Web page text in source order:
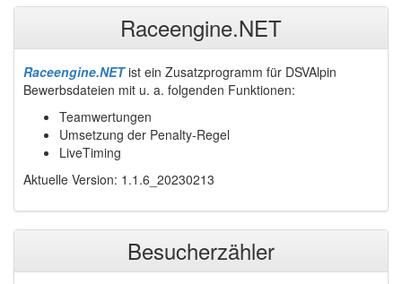
Raceengine.NET
Raceengine.NETist ein Zusatzprogramm für DSVAlpin
Bewerbsdateien mit u. a. folgenden Funktionen:
Teamwertungen
Umsetzung der Penalty-Regel
LiveTiming
Aktuelle Version: 1.1.6_20230213
Besucherzähler